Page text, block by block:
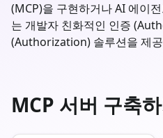
(MCP)을 구현하거나 AI 에이
는 개발자 친화적인 인증
(Authorization) 솔루션을 제
MCP 서버 구축